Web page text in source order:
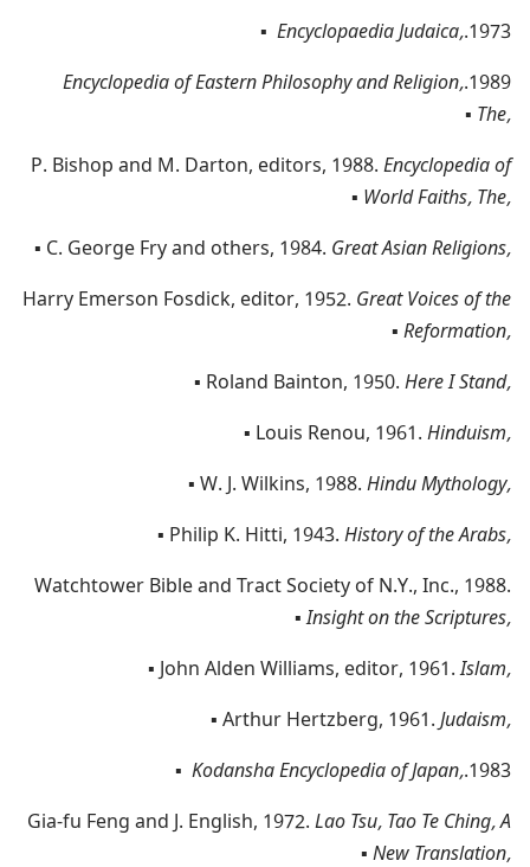
1973.‎
Encyclopaedia Judaica,‎
▪
1989.‎
Encyclopedia of Eastern Philosophy and Religion,‎
The,‎
▪
P.‎ Bishop and M.‎ Darton,‎ editors,‎ 1988.‎Encyclopedia of
World Faiths,‎ The,‎
▪
C.‎ George Fry and others,‎ 1984.‎ Great Asian Religions,‎
▪
Harry Emerson Fosdick,‎ editor,‎ 1952.‎ Great Voices of the
Reformation,‎
▪
Roland Bainton,‎ 1950.‎Here I Stand,‎
▪
Louis Renou,‎ 1961.‎Hinduism,‎
▪
W.‎ J.‎ Wilkins,‎ 1988.‎Hindu Mythology,‎
▪
Philip K.‎ Hitti,‎ 1943.‎History of the Arabs,‎
▪
Watchtower Bible and Tract Society of N.‎Y.‎,‎ Inc.‎,‎ 1988.‎
Insight on the Scriptures,‎
▪
John Alden Williams,‎ editor,‎ 1961.‎Islam,‎
▪
Arthur Hertzberg,‎ 1961.‎Judaism,‎
▪
1983.‎
Kodansha Encyclopedia of Japan,‎
▪
Gia-fu Feng and J.‎ English,‎ 1972.‎Lao Tsu,‎ Tao Te Ching,‎ A
New Translation,‎
▪